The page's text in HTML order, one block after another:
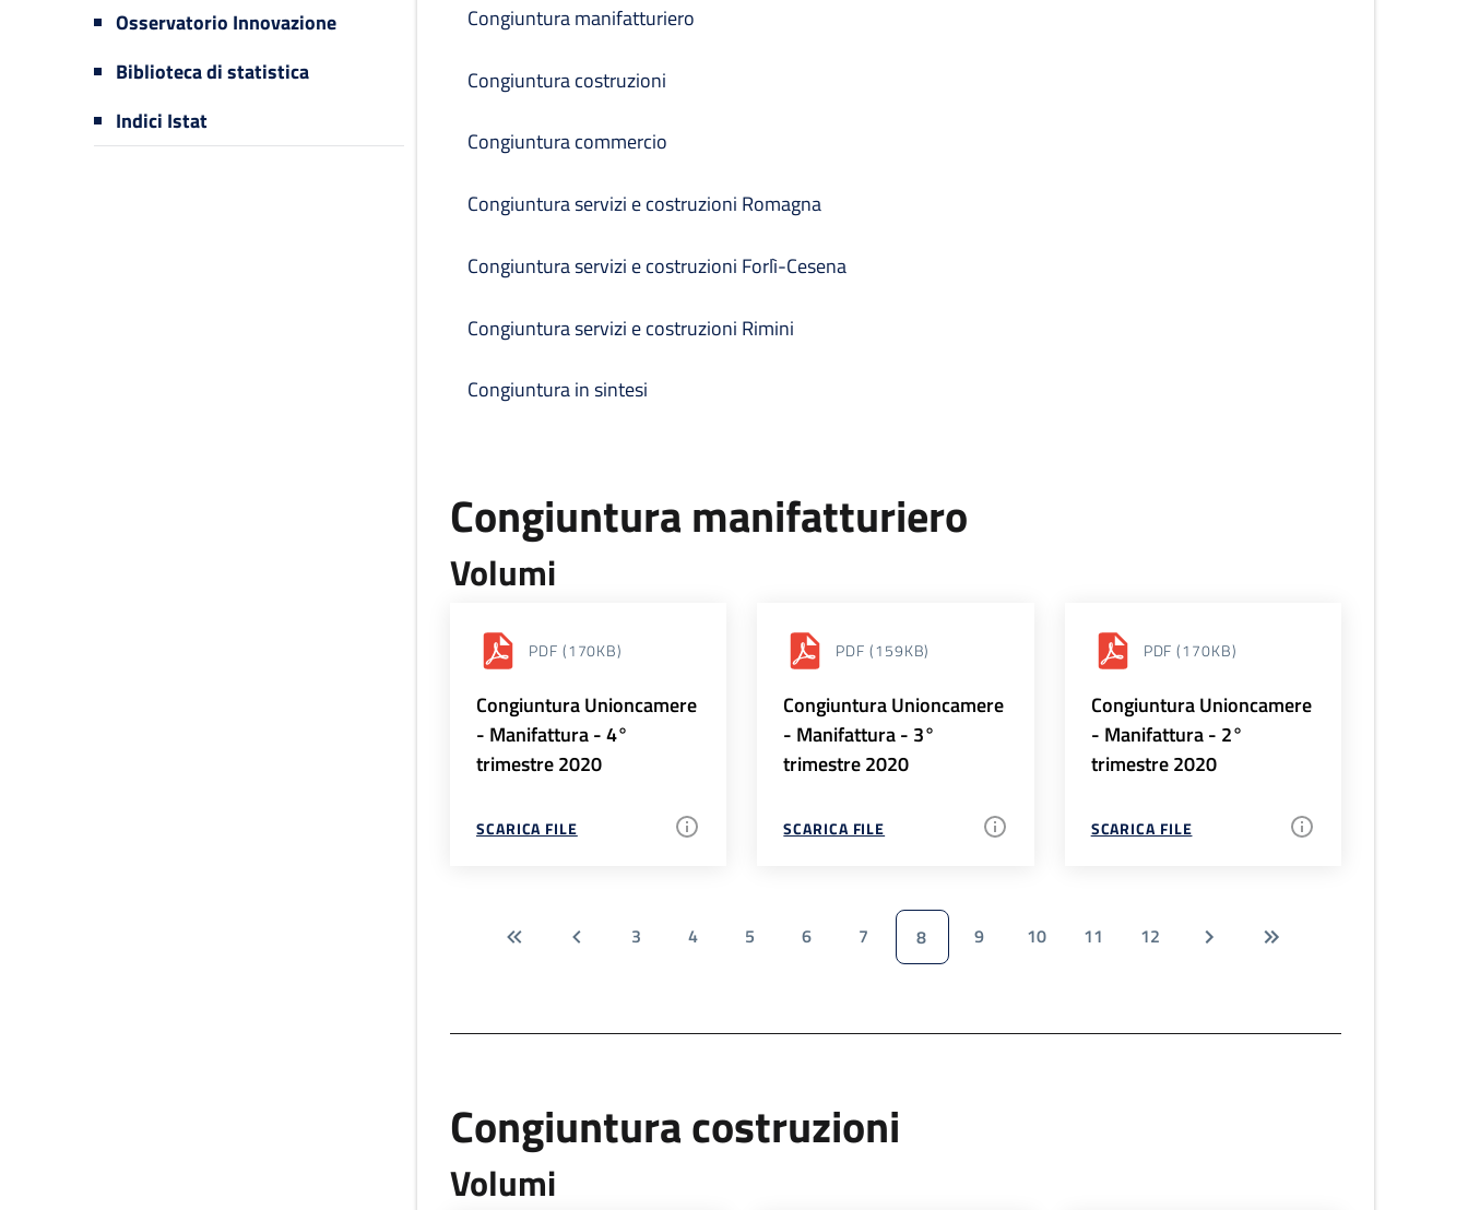
Osservatorio Innovazione
Biblioteca di statistica
Indici Istat
Congiuntura manifatturiero
Congiuntura costruzioni
Congiuntura commercio
Congiuntura servizi e costruzioni Romagna
Congiuntura servizi e costruzioni Forlì-Cesena
Congiuntura servizi e costruzioni Rimini
Congiuntura in sintesi
Congiuntura manifatturiero
Volumi
PDF (170KB)
Congiuntura Unioncamere
- Manifattura - 4°
trimestre 2020
SCARICA FILE
PDF (159KB)
Congiuntura Unioncamere
- Manifattura - 3°
trimestre 2020
SCARICA FILE
PDF (170KB)
Congiuntura Unioncamere
- Manifattura - 2°
trimestre 2020
SCARICA FILE
3 4 5 6 7 8 9 10 11 12
Congiuntura costruzioni
Volumi